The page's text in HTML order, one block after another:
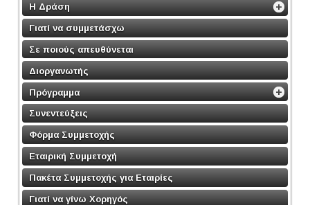
Η Δράση
Γιατί να συμμετάσχω
Σε ποιούς απευθύνεται
Διοργανωτής
Πρόγραμμα
Συνεντεύξεις
Φόρμα Συμμετοχής
Εταιρική Συμμετοχή
Πακέτα Συμμετοχής για Εταιρίες
Γιατί να γίνω Χορηγός